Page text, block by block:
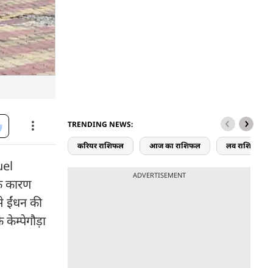
कारण
ईंधन की
TRENDING NEWS:
करियर राशिफल आज का राशिफल लव राशिफल
ADVERTISEMENT